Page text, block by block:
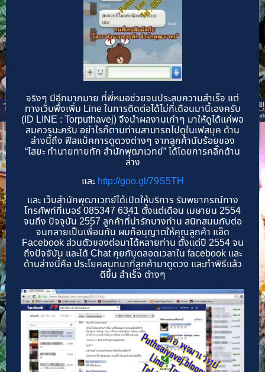
จริงๆ มีอีกมากมาย ที่พี่หมอช่วยจนประสบความสำเร็จ แต่
ทางเว็บพึ่งเพิ่ม Line ในการติดต่อได้ไม่กี่เดือนมานี้เองครับ
(ID LINE : Torputhavej) จึงนำผลงานเก่าๆ มาให้ดูได้แค่พอ
สมควรนะครับ อย่าไรก็ตามท่านสามารถไปดูในเฟสบุค ด้าน
ล่างนี้ถึง ฟีสแบ็คการดูดวงต่างๆ จากลูกค้านับร้อยของ
“ไสยะ ทำนายทายทัก สำนักพุฒาเวทย์” ได้โดยการคลิ๊กด้าน
ล่าง
และ http://goo.gl/79S5TH
และ เว็บสำนักพุฒาเวทย์ได้เปิดให้บริการ รับพยากรณ์ทาง
โทรศัพท์ที่เบอร์ 085347 6341 ตั้งแต่เดือน เมษายน 2554
จนถึง ปัจจุบัน 2557 ลูกค้าที่น่ารักบางท่าน สนิทสนมกับต่อ
จนกลายเป็นเพื่อนกัน ผมก็อนุญาตให้คุณลูกค้า แอ็ด
Facebook ส่วนตัวของต่อมาได้หลายท่าน ตั้งแต่ปี 2554 จน
ถึงปัจจับัน และได้ Chat คุยกันตลอดเวลาใน facebook และ
ด้านล่างนี้คือ ประโยคสนทนาที่ลูกค้ามาดูดวง และทำพิธีแล้ว
ดีขึ้น สำเร็จ ต่างๆ